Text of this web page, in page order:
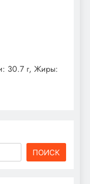
30.7 г, Жиры:
ПОИСК